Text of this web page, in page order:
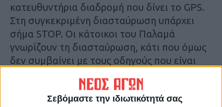
Σεβόμαστε την ιδιωτικότητά σας
κατευθυντήρια διαδρομή που δίνει το GPS.
Στη συγκεκριμένη διασταύρωση υπάρχει
σήμα STOP. Οι κάτοικοι του Παλαμά
γνωρίζουν τη διασταύρωση, κάτι που όμως
δεν συμβαίνει με τους οδηγούς που είναι
δεν αντιλαμβάνονται την ύπαρξη του
σήματος. Οι αρμόδιοι ίσως χρειαστεί να